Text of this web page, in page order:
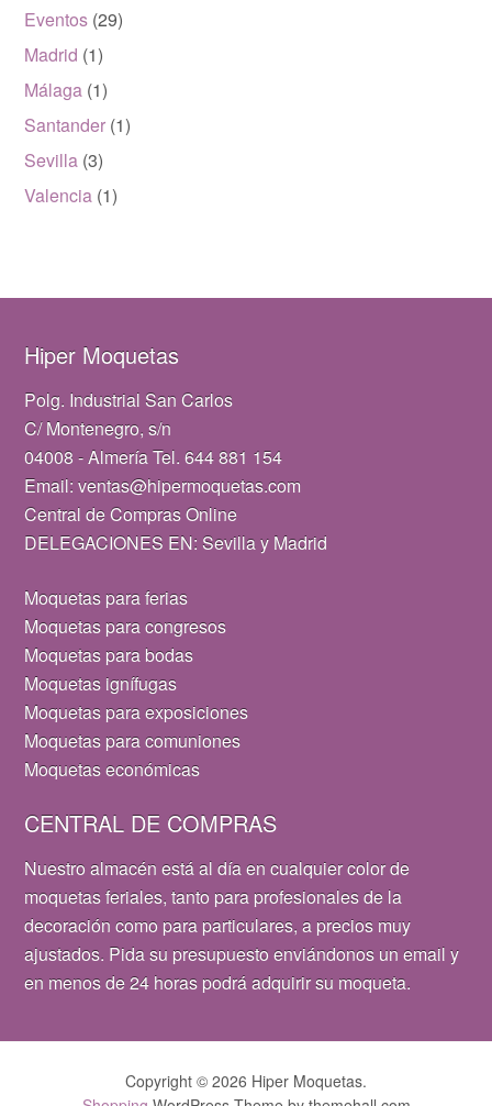
Eventos (29)
Madrid (1)
Málaga (1)
Santander (1)
Sevilla (3)
Valencia (1)
Hiper Moquetas
Polg. Industrial San Carlos
C/ Montenegro, s/n
04008 - Almería Tel. 644 881 154
Email: ventas@hipermoquetas.com
Central de Compras Online
DELEGACIONES EN: Sevilla y Madrid
Moquetas para ferias
Moquetas para congresos
Moquetas para bodas
Moquetas ignífugas
Moquetas para exposiciones
Moquetas para comuniones
Moquetas económicas
CENTRAL DE COMPRAS
Nuestro almacén está al día en cualquier color de
moquetas feriales, tanto para profesionales de la
decoración como para particulares, a precios muy
ajustados. Pida su presupuesto enviándonos un email y
en menos de 24 horas podrá adquirir su moqueta.
Copyright © 2026 Hiper Moquetas.